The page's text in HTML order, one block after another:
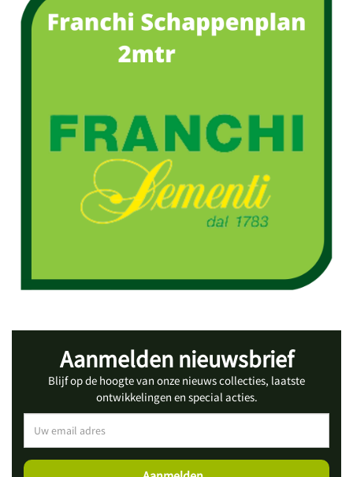
Aanmelden nieuwsbrief
Blijf op de hoogte van onze nieuws collecties, laatste
ontwikkelingen en special acties.